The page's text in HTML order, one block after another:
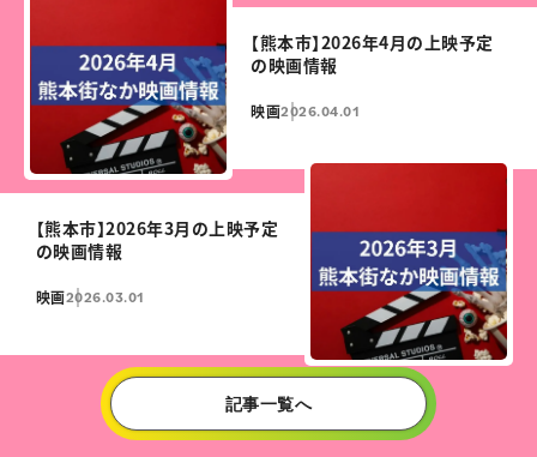
【熊本市】2026年4月の上映予定
の映画情報
映画2026.04.01
【熊本市】2026年3月の上映予定
の映画情報
映画2026.03.01
記事一覧へ